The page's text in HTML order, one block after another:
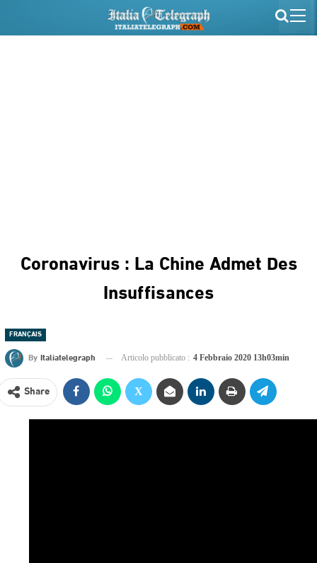
Coronavirus : La Chine Admet Des
Insuffisances
FRANÇAIS
By Italiatelegraph Articolo pubblicato : 4 Febbraio 2020 13h03min
Share